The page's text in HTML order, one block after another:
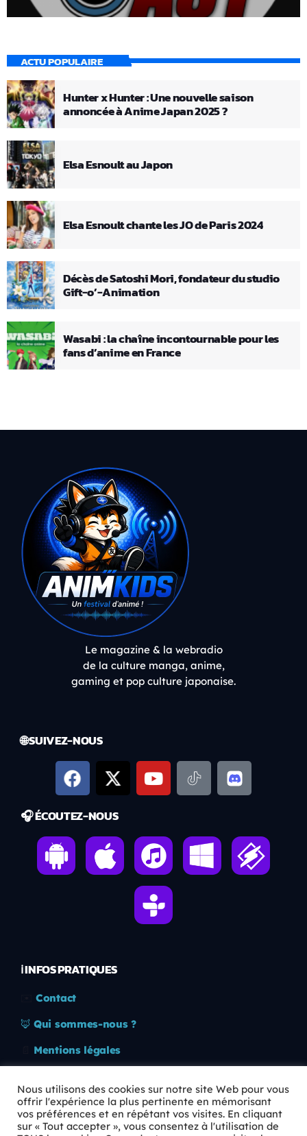
ACTU POPULAIRE
Hunter x Hunter : Une nouvelle saison
annoncée à Anime Japan 2025 ?
Elsa Esnoult au Japon
Elsa Esnoult chante les JO de Paris 2024
Décès de Satoshi Mori, fondateur du studio
Gift-o’-Animation
Wasabi : la chaîne incontournable pour les
fans d’anime en France
Le magazine & la webradio
de la culture manga, anime,
gaming et pop culture japonaise.
🌐 SUIVEZ-NOUS
🎧 ÉCOUTEZ-NOUS
ℹ️ INFOS PRATIQUES
Contact
🦊 Qui sommes-nous ?
Mentions légales
🛡️ RGPD
Copyright © 2026 Animkids. Tous droits réservés.
Nous utilisons des cookies sur notre site Web pour vous
offrir l'expérience la plus pertinente en mémorisant
vos préférences et en répétant vos visites. En cliquant
sur « Tout accepter », vous consentez à l'utilisation de